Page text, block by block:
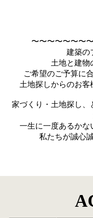
〜〜〜〜〜〜〜
建築の
土地と建物
ご希望のご予算に
土地探しからのお客
家づくり・土地探し、
一生に一度あるかな
私たちが誠心